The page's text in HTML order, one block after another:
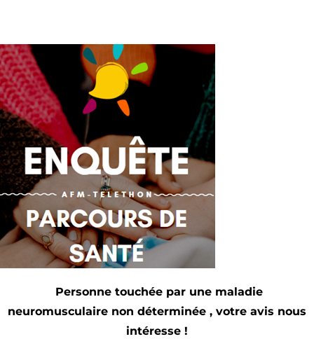
Personne touchée par une maladie
neuromusculaire non déterminée , votre avis nous
intéresse !